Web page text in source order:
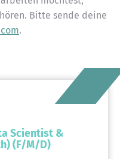
Bitte sende deine
.
Scientist &
(F/M/D)